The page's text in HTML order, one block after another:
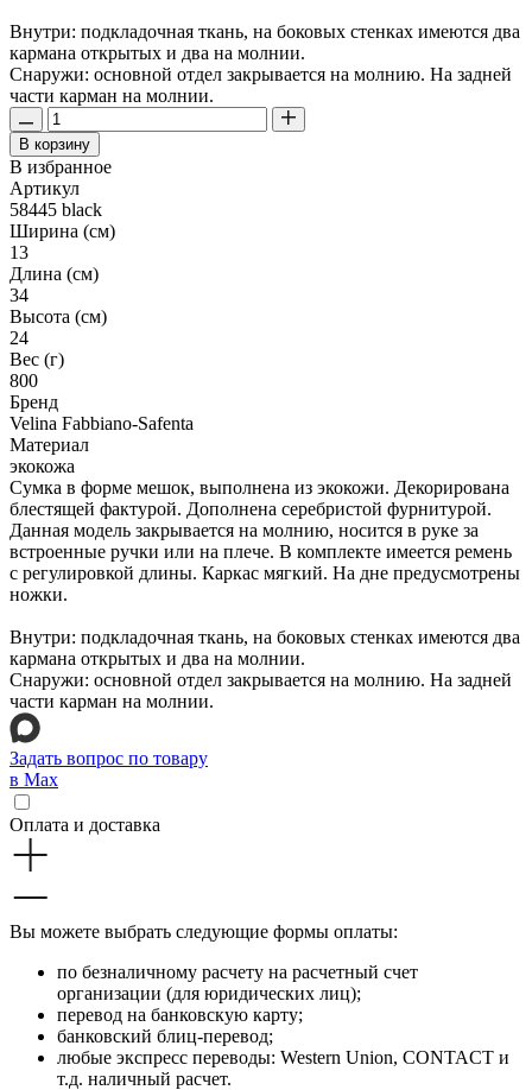
Внутри: подкладочная ткань, на боковых стенках имеются два
кармана открытых и два на молнии.
Снаружи: основной отдел закрывается на молнию. На задней
части карман на молнии.
В корзину
В избранное
Артикул
58445 black
Ширина (см)
13
Длина (см)
34
Высота (см)
24
Вес (г)
800
Бренд
Velina Fabbiano-Safenta
Материал
экокожа
Сумка в форме мешок, выполнена из экокожи. Декорирована
блестящей фактурой. Дополнена серебристой фурнитурой.
Данная модель закрывается на молнию, носится в руке за
встроенные ручки или на плече. В комплекте имеется ремень
с регулировкой длины. Каркас мягкий. На дне предусмотрены
ножки.
Внутри: подкладочная ткань, на боковых стенках имеются два
кармана открытых и два на молнии.
Снаружи: основной отдел закрывается на молнию. На задней
части карман на молнии.
Задать вопрос по товару
в Max
Оплата и доставка
Вы можете выбрать следующие формы оплаты:
по безналичному расчету на расчетный счет
организации (для юридических лиц);
перевод на банковскую карту;
банковский блиц-перевод;
любые экспресс переводы: Western Union, CONTACT и
т.д. наличный расчет.